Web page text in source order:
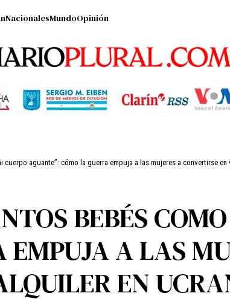
NacionalesMundoOpinión
cuerpo aguante”: cómo la guerra empuja a las mujeres a convertirse
BEBÉS
EMPUJA A LAS
EN